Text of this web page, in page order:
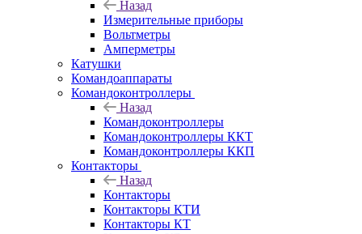
Назад
Измерительные приборы
Вольтметры
Амперметры
Катушки
Командоаппараты
Командоконтроллеры
Назад
Командоконтроллеры
Командоконтроллеры ККТ
Командоконтроллеры ККП
Контакторы
Назад
Контакторы
Контакторы КТИ
Контакторы КТ